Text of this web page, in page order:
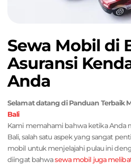
Sewa Mobil di
Asuransi
Anda
Selamat datang di Panduan Terbaik
Bali
Kami memahami bahwa ketika Anda
Bali, salah satu aspek yang sangat
mobil untuk menjelajahi pulau ini
diingat bahwasewa mobil juga